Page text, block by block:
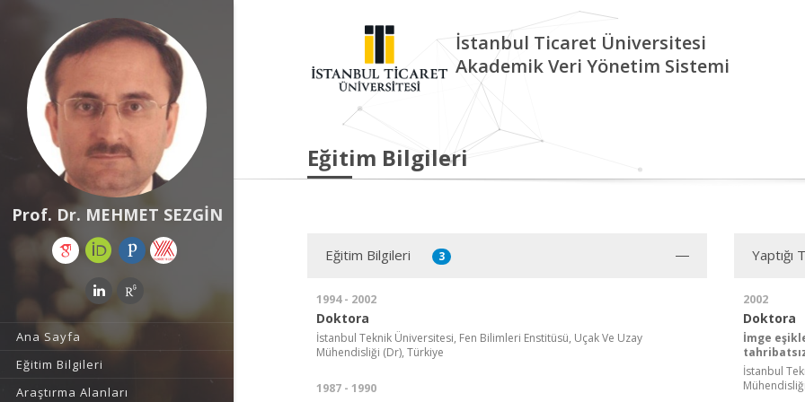
Prof. Dr. MEHMET SEZGİN
Ana Sayfa
Eğitim Bilgileri
Araştırma Alanları
İstanbul Ticaret Üniversitesi
Akademik Veri Yönetim Sistemi
Eğitim Bilgileri
Eğitim Bilgileri 3
1994 - 2002
Doktora
İstanbul Teknik Üniversitesi, Fen Bilimleri Enstitüsü, Uçak Ve Uzay
Mühendisliği (Dr), Türkiye
1987 - 1990
Yaptığı
2002
Doktora
İmge
İstanbul